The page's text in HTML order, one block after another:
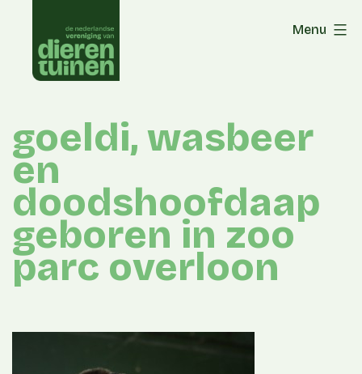
content
Menu
goeldi, wasbeer
en
doodshoofdaap
geboren in zoo
parc overloon